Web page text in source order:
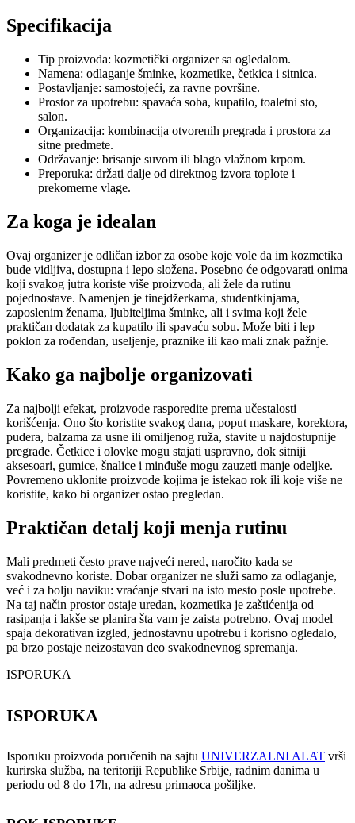
Specifikacija
Tip proizvoda: kozmetički organizer sa ogledalom.
Namena: odlaganje šminke, kozmetike, četkica i sitnica.
Postavljanje: samostojeći, za ravne površine.
Prostor za upotrebu: spavaća soba, kupatilo, toaletni sto,
salon.
Organizacija: kombinacija otvorenih pregrada i prostora za
sitne predmete.
Održavanje: brisanje suvom ili blago vlažnom krpom.
Preporuka: držati dalje od direktnog izvora toplote i
prekomerne vlage.
Za koga je idealan
Ovaj organizer je odličan izbor za osobe koje vole da im kozmetika
bude vidljiva, dostupna i lepo složena. Posebno će odgovarati onima
koji svakog jutra koriste više proizvoda, ali žele da rutinu
pojednostave. Namenjen je tinejdžerkama, studentkinjama,
zaposlenim ženama, ljubiteljima šminke, ali i svima koji žele
praktičan dodatak za kupatilo ili spavaću sobu. Može biti i lep
poklon za rođendan, useljenje, praznike ili kao mali znak pažnje.
Kako ga najbolje organizovati
Za najbolji efekat, proizvode rasporedite prema učestalosti
korišćenja. Ono što koristite svakog dana, poput maskare, korektora,
pudera, balzama za usne ili omiljenog ruža, stavite u najdostupnije
pregrade. Četkice i olovke mogu stajati uspravno, dok sitniji
aksesoari, gumice, šnalice i minđuše mogu zauzeti manje odeljke.
Povremeno uklonite proizvode kojima je istekao rok ili koje više ne
koristite, kako bi organizer ostao pregledan.
Praktičan detalj koji menja rutinu
Mali predmeti često prave najveći nered, naročito kada se
svakodnevno koriste. Dobar organizer ne služi samo za odlaganje,
već i za bolju naviku: vraćanje stvari na isto mesto posle upotrebe.
Na taj način prostor ostaje uredan, kozmetika je zaštićenija od
rasipanja i lakše se planira šta vam je zaista potrebno. Ovaj model
spaja dekorativan izgled, jednostavnu upotrebu i korisno ogledalo,
pa brzo postaje neizostavan deo svakodnevnog spremanja.
ISPORUKA
ISPORUKA
Isporuku proizvoda poručenih na sajtu UNIVERZALNI ALAT vrši
kurirska služba, na teritoriji Republike Srbije, radnim danima u
periodu od 8 do 17h, na adresu primaoca pošiljke.